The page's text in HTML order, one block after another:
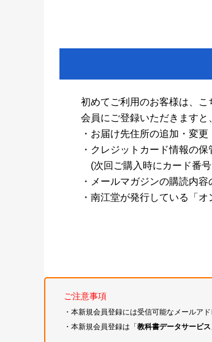
初めてご利用のお客様は、こ
会員にご登録いただきますと
・お届け先住所の追加・変更
・クレジットカード情報の保
(次回ご購入時にカード番
・メールマガジンの購読内容
・南江堂が発行している「
ご注意事項
・本新規会員登録には受信可能なメールア
・本新規会員登録は「教科書データサービス